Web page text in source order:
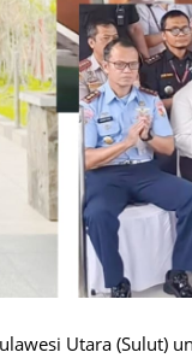
Utara (Sulut)